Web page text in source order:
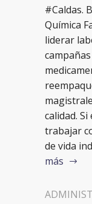
#Caldas.
Química
liderar
calidad.
trabajar
de vida
más